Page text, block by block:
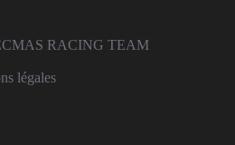
RACING TEAM
légales